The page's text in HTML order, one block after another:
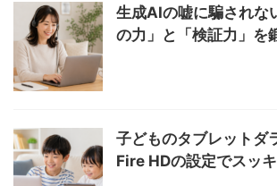
生成AIの嘘に騙されな
の力」と「検証力」を
子どものタブレットダ
Fire HDの設定でスッ